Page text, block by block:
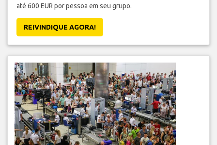
até 600 EUR por pessoa em seu grupo.
REIVINDIQUE AGORA!